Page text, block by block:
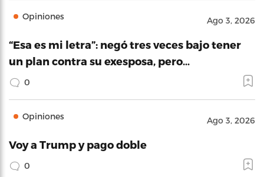
Opiniones Ago 3, 2026
“Esa es mi letra”: negó tres veces bajo tener
un plan contra su exesposa, pero…
0
Opiniones Ago 3, 2026
Voy a Trump y pago doble
0